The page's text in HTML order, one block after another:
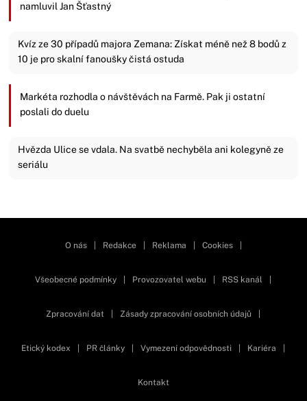
namluvil Jan Šťastný
Kvíz ze 30 případů majora Zemana: Získat méně než 8 bodů z
10 je pro skalní fanoušky čistá ostuda
Markéta rozhodla o návštěvách na Farmě. Pak ji ostatní
poslali do duelu
Hvězda Ulice se vdala. Na svatbě nechyběla ani kolegyně ze
seriálu
O nás Redakce Reklama Cookies
Všeobecné podmínky Provozovatel webu RSS kanál
Zpracování dat Zásady zpracování osobních údajů
Etický kodex PR články Vymezení odpovědnosti Kariéra
Kontakt